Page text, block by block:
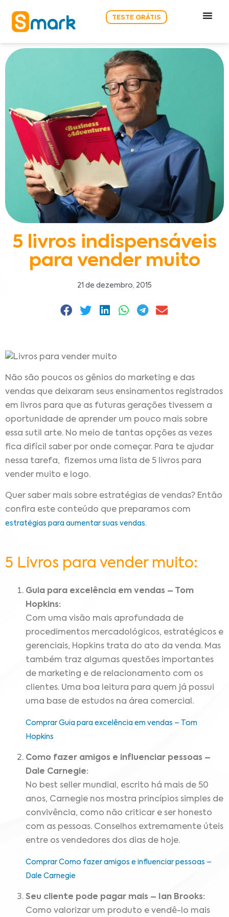
TESTE GRÁTIS
5 livros indispensáveis
para vender muito
21 de dezembro, 2015
Não são poucos os gênios do marketing e das
vendas que deixaram seus ensinamentos registrados
em livros para que as futuras gerações tivessem a
oportunidade de aprender um pouco mais sobre
essa sutil arte. No meio de tantas opções as vezes
fica difícil saber por onde começar. Para te ajudar
nessa tarefa, fizemos uma lista de 5 livros para
vender muito e logo.
Quer saber mais sobre estratégias de vendas? Então
confira este conteúdo que preparamos com
estratégias para aumentar suas vendas.
5 Livros para vender muito:
Guia para excelência em vendas – Tom
Hopkins:
Com uma visão mais aprofundada de
procedimentos mercadológicos, estratégicos e
gerenciais, Hopkins trata do ato da venda. Mas
também traz algumas questões importantes
de marketing e de relacionamento com os
clientes. Uma boa leitura para quem já possui
uma base de estudos na área comercial.
Comprar Guia para excelência em vendas – Tom
Hopkins
Como fazer amigos e influenciar pessoas –
Dale Carnegie:
No best seller mundial, escrito há mais de 50
anos, Carnegie nos mostra princípios simples de
convivência, como não criticar e ser honesto
com as pessoas. Conselhos extremamente úteis
entre os vendedores dos dias de hoje.
Comprar Como fazer amigos e influenciar pessoas –
Dale Carnegie
Seu cliente pode pagar mais – Ian Brooks:
Como valorizar um produto e vendê-lo mais